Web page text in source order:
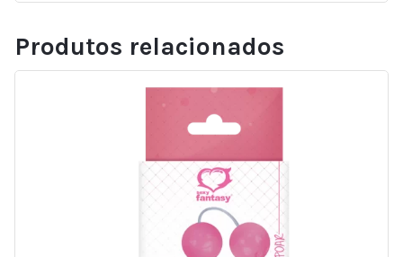
Produtos relacionados